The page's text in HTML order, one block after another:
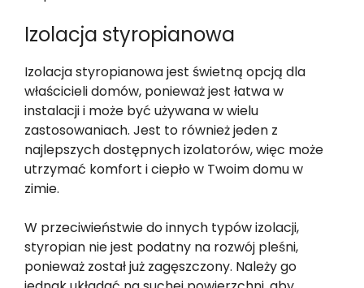
Izolacja styropianowa
Izolacja styropianowa jest świetną opcją dla
właścicieli domów, ponieważ jest łatwa w
instalacji i może być używana w wielu
zastosowaniach. Jest to również jeden z
najlepszych dostępnych izolatorów, więc może
utrzymać komfort i ciepło w Twoim domu w
zimie.
W przeciwieństwie do innych typów izolacji,
styropian nie jest podatny na rozwój pleśni,
ponieważ został już zagęszczony. Należy go